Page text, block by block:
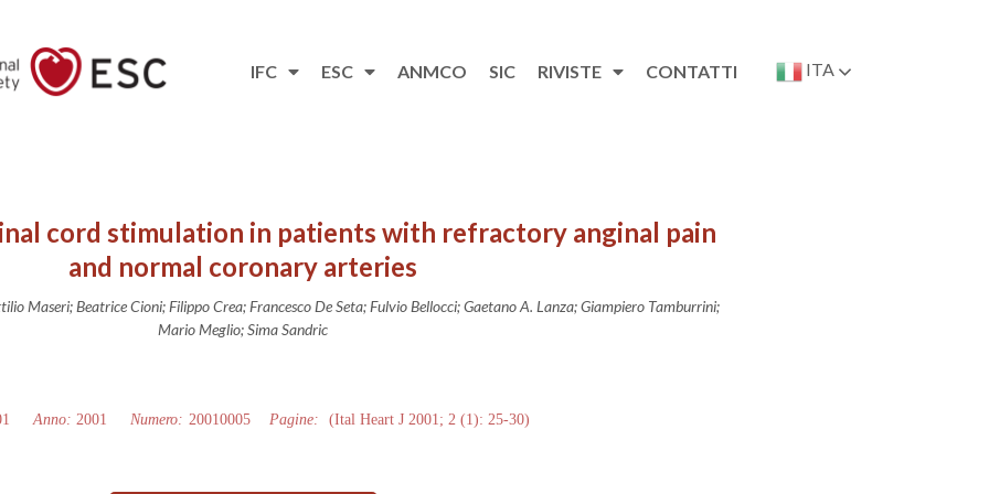
IFC ESC ANMCO SIC RIVISTE CONTATTI ITA
cord stimulation in patients with refractory anginal pain
and normal coronary arteries
Maseri; Beatrice Cioni; Filippo Crea; Francesco De Seta; Fulvio Bellocci; Gaetano A. Lanza; Giampiero Tamburrini;
Mario Meglio; Sima Sandric
Anno: 2001 Numero: 20010005 Pagine: (Ital Heart J 2001; 2 (1): 25-30)